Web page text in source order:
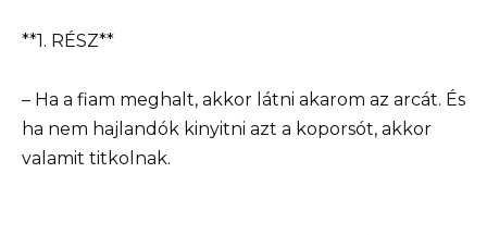
**1. RÉSZ**
– Ha a fiam meghalt, akkor látni akarom az arcát. És
ha nem hajlandók kinyitni azt a koporsót, akkor
valamit titkolnak.